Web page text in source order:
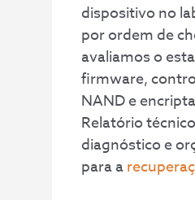
dispositivo no
por ordem de
avaliamos o
firmware,
NAND e
Relatório
diagnóstico e
para a